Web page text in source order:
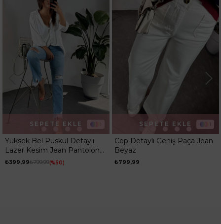
Günlük
Yüksek Bel Püskül Detaylı
Lazer Kesim Jean Pantolon
Açık Mavi
₺399,99₺799,99 %50
SEPETE EKLE
Cep Detaylı Geniş Paça Jean
Beyaz
₺799,99
SEPETE EKLE